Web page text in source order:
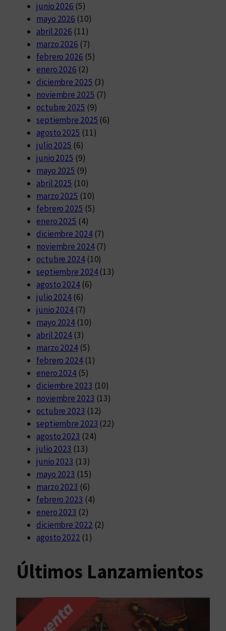
junio 2026 (5)
mayo 2026 (10)
abril 2026 (11)
marzo 2026 (7)
febrero 2026 (5)
enero 2026 (2)
diciembre 2025 (3)
noviembre 2025 (7)
octubre 2025 (9)
septiembre 2025 (6)
agosto 2025 (11)
julio 2025 (6)
junio 2025 (9)
mayo 2025 (9)
abril 2025 (10)
marzo 2025 (10)
febrero 2025 (5)
enero 2025 (4)
diciembre 2024(7)
noviembre 2024(7)
octubre 2024(10)
septiembre 2024(13)
agosto 2024(6)
julio 2024 (6)
junio 2024 (7)
mayo 2024 (10)
abril 2024 (3)
marzo 2024 (5)
febrero 2024(1)
enero 2024 (5)
diciembre 2023 (10)
noviembre 2023 (13)
octubre 2023 (12)
septiembre 2023 (22)
agosto 2023 (24)
julio 2023 (13)
junio 2023 (13)
mayo 2023 (15)
marzo 2023 (6)
febrero 2023 (4)
enero 2023 (2)
diciembre 2022 (2)
agosto 2022 (1)
Últimos Lanzamientos